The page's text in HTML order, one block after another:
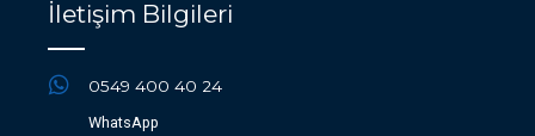
İletişim Bilgileri
0549 400 40 24
WhatsApp